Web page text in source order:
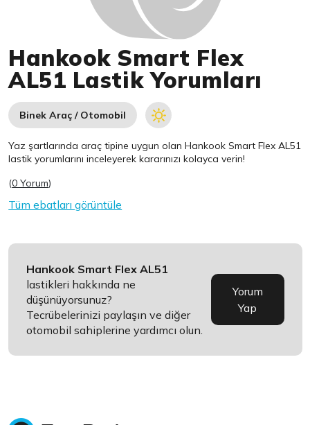
Hankook Smart Flex
AL51 Lastik Yorumları
Binek Araç / Otomobil
Yaz şartlarında araç tipine uygun olanHankook Smart Flex AL51
lastik yorumlarını inceleyerek kararınızı kolayca verin!
(0 Yorum)
Tüm ebatları görüntüle
Hankook Smart Flex AL51
lastikleri hakkında ne
düşünüyorsunuz?
Tecrübelerinizi paylaşın ve diğer
otomobil sahiplerine yardımcı olun.
Yorum
Yap